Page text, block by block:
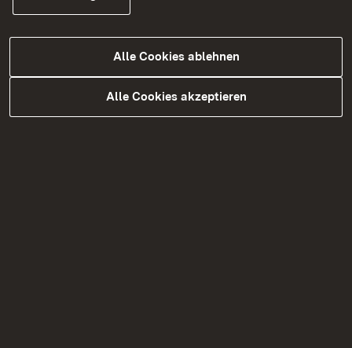
Schutzfristen
Alle Cookies ablehnen
Alle Cookies akzeptieren